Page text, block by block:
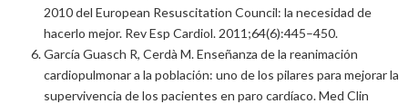
2010 del European Resuscitation Council: la necesidad de
hacerlo mejor. Rev Esp Cardiol. 2011;64(6):445–450.
García Guasch R, Cerdà M. Enseñanza de la reanimación
cardiopulmonar a la población: uno de los pilares para mejorar la
supervivencia de los pacientes en paro cardíaco. Med Clin